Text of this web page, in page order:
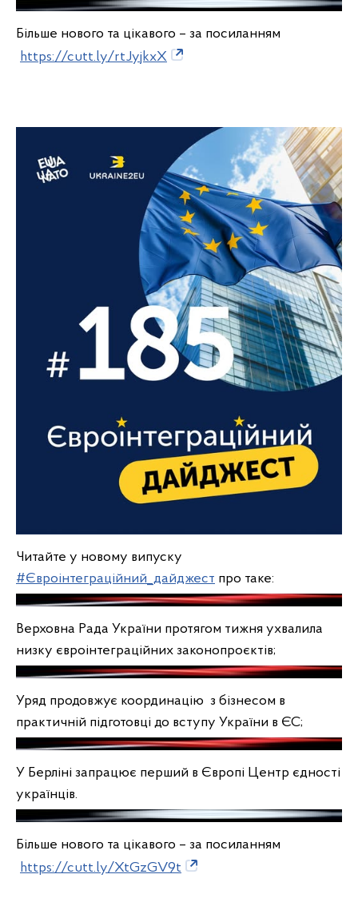
Більше нового та цікавого – за посиланням
https://cutt.ly/rtJyjkxX
Читайте у новому випуску
#Євроінтеграційний_дайджест про таке:
Верховна Рада України протягом тижня ухвалила
низку євроінтеграційних законопроєктів;
Уряд продовжує координацію з бізнесом в
практичній підготовці до вступу України в ЄС;
У Берліні запрацює перший в Європі Центр єдності
українців.
Більше нового та цікавого – за посиланням
https://cutt.ly/XtGzGV9t